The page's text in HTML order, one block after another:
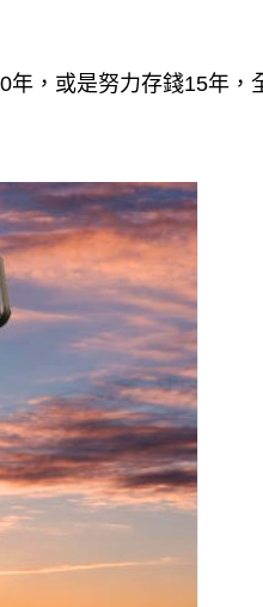
年，或是努力存錢15年，